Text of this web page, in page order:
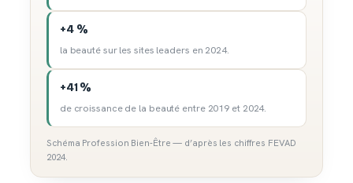
+4 %
la beauté sur les sites leaders en 2024.
+41 %
de croissance de la beauté entre 2019 et 2024.
Schéma Profession Bien-Être — d’après les chiffres FEVAD
2024.